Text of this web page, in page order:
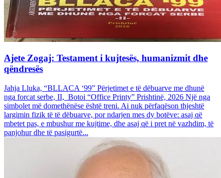
Ajete Zogaj: Testament i kujtesës, humanizmit dhe
qëndresës
Jahja Lluka, “BLLACA ‘99” Përjetimet e të dëbuarve me dhunë
nga forcat serbe, II, Botoi “Office Printy” Prishtinë, 2026 Një nga
simbolet më domethënëse është treni. Ai nuk përfaqëson thjeshtë
largimin fizik të të dëbuarve, por ndarjen mes dy botëve: asaj që
mbetet pas, e mbushur me kujtime, dhe asaj që i pret në vazhdim, të
panjohur dhe të pasigurtë...